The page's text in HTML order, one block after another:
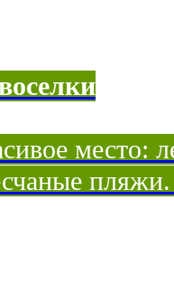
место: